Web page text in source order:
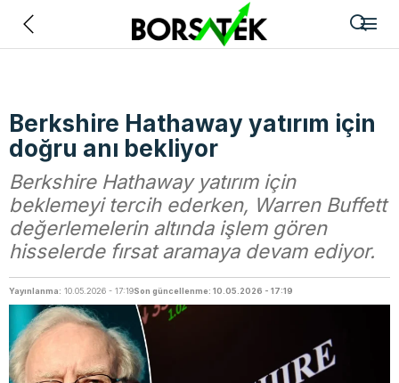
Berkshire Hathaway yatırım için
doğru anı bekliyor
Berkshire Hathaway yatırım için
beklemeyi tercih ederken, Warren Buffett
değerlemelerin altında işlem gören
hisselerde fırsat aramaya devam ediyor.
Yayınlanma: 10.05.2026 - 17:19Son güncellenme: 10.05.2026 - 17:19